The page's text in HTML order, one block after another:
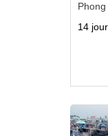
Minh
14